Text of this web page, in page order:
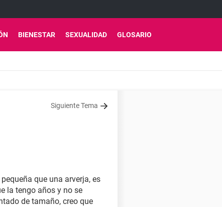
BIENESTAR SEXUALIDAD GLOSARIO
Siguiente Tema
que una arverja, es
la tengo años y no se
de tamaño, creo que